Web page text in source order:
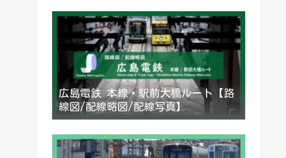
広島電鉄 本線・駅前大橋ルート【路
線図/配線略図/配線写真】